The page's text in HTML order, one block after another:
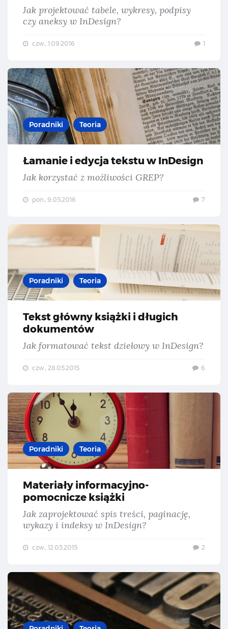
Jak projektować tabele, wykresy, podpisy
czy aneksy w InDesign?
czw., 1.09.2016 1
Poradniki Teoria
Łamanie i edycja tekstu w InDesign
Jak korzystać z możliwości GREP?
pon., 9.05.2016 7
Poradniki Teoria
Tekst główny książki i długich
dokumentów
Jak formatować tekst dziełowy w InDesign?
czw., 28.05.2015 6
Poradniki Teoria
Materiały informacyjno-
pomocnicze książki
Jak zaprojektować spis treści, paginację,
wykazy i indeksy w InDesign?
czw., 12.03.2015 2